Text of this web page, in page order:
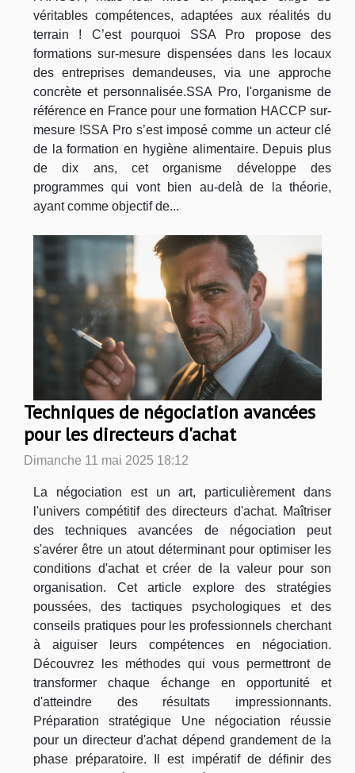
véritables compétences, adaptées aux réalités du
terrain ! C’est pourquoi SSA Pro propose des
formations sur-mesure dispensées dans les locaux
des entreprises demandeuses, via une approche
concrète et personnalisée.SSA Pro, l'organisme de
référence en France pour une formation HACCP sur-
mesure !SSA Pro s’est imposé comme un acteur clé
de la formation en hygiène alimentaire. Depuis plus
de dix ans, cet organisme développe des
programmes qui vont bien au-delà de la théorie,
ayant comme objectif de...
Techniques de négociation avancées
pour les directeurs d'achat
Dimanche 11 mai 2025 18:12
La négociation est un art, particulièrement dans
l'univers compétitif des directeurs d'achat. Maîtriser
des techniques avancées de négociation peut
s'avérer être un atout déterminant pour optimiser les
conditions d'achat et créer de la valeur pour son
organisation. Cet article explore des stratégies
poussées, des tactiques psychologiques et des
conseils pratiques pour les professionnels cherchant
à aiguiser leurs compétences en négociation.
Découvrez les méthodes qui vous permettront de
transformer chaque échange en opportunité et
d'atteindre des résultats impressionnants.
Préparation stratégique Une négociation réussie
pour un directeur d'achat dépend grandement de la
phase préparatoire. Il est impératif de définir des